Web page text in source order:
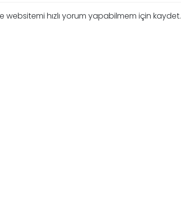
websitemi hızlı yorum yapabilmem için kaydet.